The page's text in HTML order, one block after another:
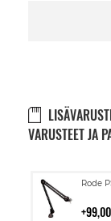
VARUSTEET JA
Rode
Lisää